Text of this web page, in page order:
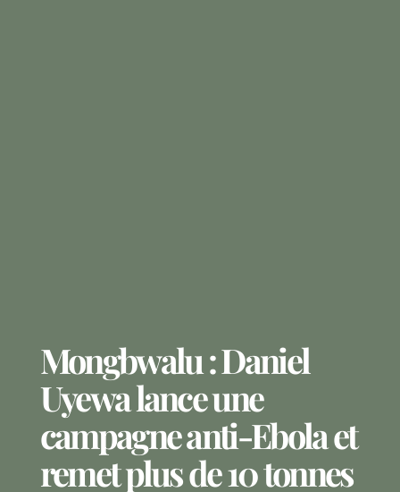
Mongbwalu : Daniel
Uyewa lance une
campagne anti-Ebola et
remet plus de 10 tonnes